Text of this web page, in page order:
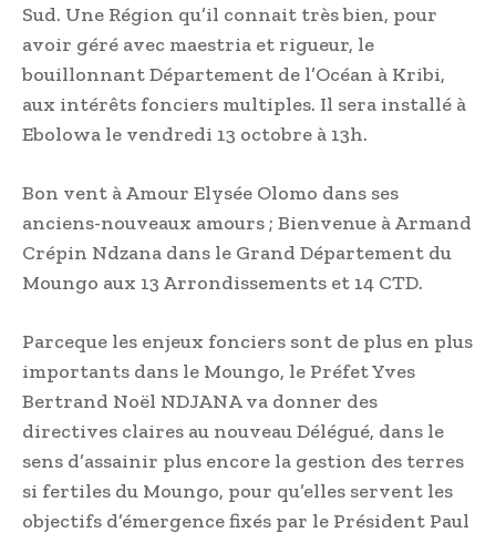
Sud. Une Région qu’il connait très bien, pour
avoir géré avec maestria et rigueur, le
bouillonnant Département de l’Océan à Kribi,
aux intérêts fonciers multiples. Il sera installé à
Ebolowa le vendredi 13 octobre à 13h.
Bon vent à Amour Elysée Olomo dans ses
anciens-nouveaux amours ; Bienvenue à Armand
Crépin Ndzana dans le Grand Département du
Moungo aux 13 Arrondissements et 14 CTD.
Parceque les enjeux fonciers sont de plus en plus
importants dans le Moungo, le Préfet Yves
Bertrand Noël NDJANA va donner des
directives claires au nouveau Délégué, dans le
sens d’assainir plus encore la gestion des terres
si fertiles du Moungo, pour qu’elles servent les
objectifs d’émergence fixés par le Président Paul